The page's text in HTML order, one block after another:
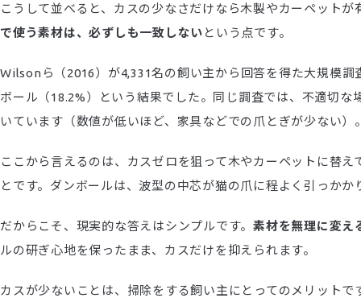
こうして並べると、カスの少なさだけなら木製やカーペット
で使う素材は、必ずしも一致しない という点です。
Wilsonら（2016）が4,331名の飼い主から回答を得た大規模
ボール（18.2%）という結果でした。同じ調査では、不適切
いています（数値が低いほど、家具などでの爪とぎが少ない）
ここから言えるのは、カスゼロを狙って木やカーペットに替え
とです。ダンボールは、波型の中芯が猫の爪に程よく引っか
だからこそ、現実的な答えはシンプルです。 素材を無理に変え
ルの研ぎ心地を保ったまま、カスだけを抑えられます。
カスが少ないことは、掃除をする飼い主にとってのメリット